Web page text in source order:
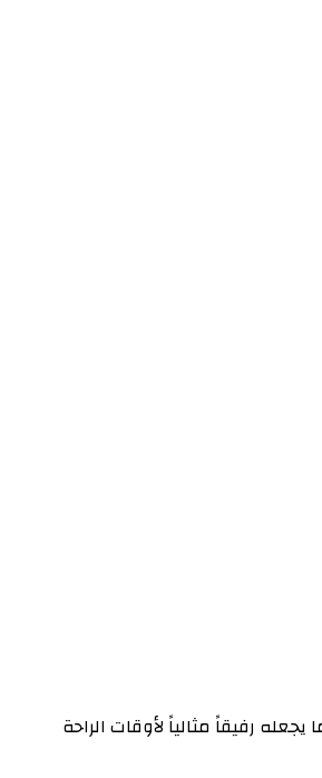
يجعله رفيقاً مثالياً لأوقات الراحة